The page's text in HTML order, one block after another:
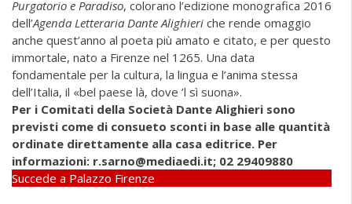
Purgatorio e Paradiso, colorano l’edizione monografica 2016
dell’Agenda Letteraria Dante Alighieri che rende omaggio
anche quest’anno al poeta più amato e citato, e per questo
immortale, nato a Firenze nel 1265. Una data
fondamentale per la cultura, la lingua e l’anima stessa
dell’Italia, il «bel paese là, dove ’l sì suona».
Per i Comitati della Società Dante Alighieri sono
previsti come di consueto sconti in base alle quantità
ordinate direttamente alla casa editrice. Per
informazioni: r.sarno@mediaedi.it; 02 29409880
Succede a Palazzo Firenze